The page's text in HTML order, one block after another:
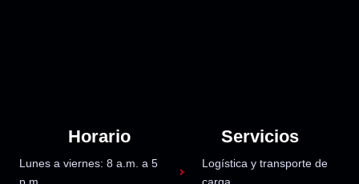
Horario
Lunes a viernes: 8 a.m. a 5
Servicios
Logística y transporte de